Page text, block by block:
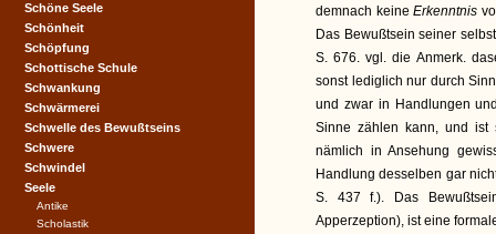
demnach keine Erkenntnis
Das Bewußtsein seiner
S. 676. vgl. die Anmerk.
sonst lediglich nur durch
und zwar in Handlungen
Sinne zählen kann, und ist
nämlich in Ansehung
Handlung desselben gar
S. 437 f.). Das
Apperzeption), ist eine
Schöne Seele
Schönheit
Schöpfung
Schottische Schule
Schwankung
Schwärmerei
Schwelle des Bewußtseins
Schwere
Schwindel
Seele
Antike
Scholastik